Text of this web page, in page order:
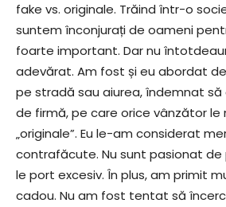
fake vs. originale. Trăind într-o
suntem înconjurați de oameni
foarte important. Dar nu
adevărat. Am fost și eu abordat
pe stradă sau aiurea, îndemnat
de firmă, pe care orice vânzător le
„originale”. Eu le-am considerat
contrafăcute. Nu sunt pasionat de
le port excesiv. În plus, am primit
cadou. Nu am fost tentat să